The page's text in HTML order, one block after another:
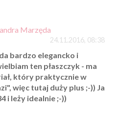
Marzęda
24.11.2016, 08:38
bardzo elegancko i
ten płaszczyk - ma
który praktycznie w
więc tutaj duży plus ;-)) Ja
i leży idealnie ;-))